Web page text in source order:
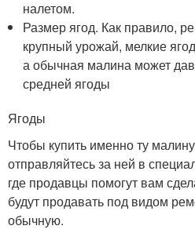
налетом.
Размер ягод. Как правило,
крупный урожай, мелкие
а обычная малина может
средней ягоды
Ягоды
Чтобы купить именно ту
отправляйтесь за ней в
где продавцы помогут вам
будут продавать под видом
обычную.